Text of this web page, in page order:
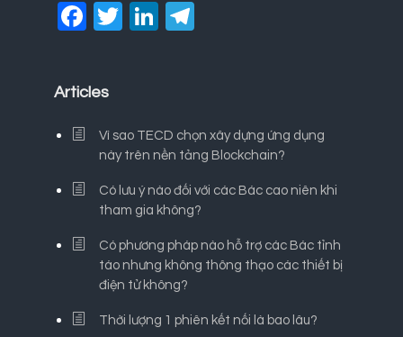
Facebook
TwitterLinkedIn
Articles
Vì sao TECD chọn xây dựng ứng dụng
này trên nền tảng Blockchain?
Có lưu ý nào đối với các Bác cao niên khi
tham gia không?
Có phương pháp nào hỗ trợ các Bác tỉnh
táo nhưng không thông thạo các thiết bị
điện tử không?
Thời lượng 1 phiên kết nối là bao lâu?